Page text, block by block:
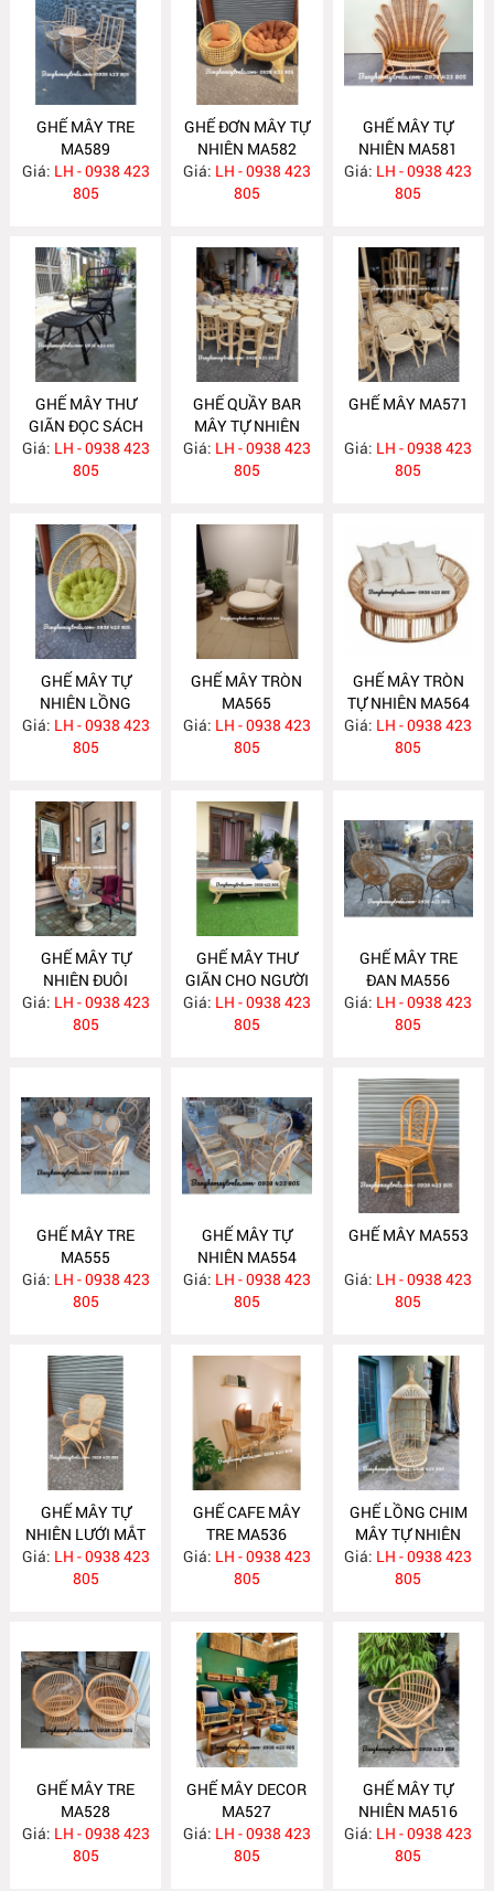
GHẾ MÂY TRE
MA589
Giá: LH - 0938 423
805
GHẾ ĐƠN MÂY TỰ
NHIÊN MA582
Giá: LH - 0938 423
805
GHẾ MÂY TỰ
NHIÊN MA581
Giá: LH - 0938 423
805
GHẾ MÂY THƯ
GIÃN ĐỌC SÁCH
KÈM ĐÔN GÁC
CHÂN MA575
Giá: LH - 0938 423
805
GHẾ QUẦY BAR
MÂY TỰ NHIÊN
MA572
Giá: LH - 0938 423
805
GHẾ MÂY MA571
Giá: LH - 0938 423
805
GHẾ MÂY TỰ
NHIÊN LỒNG
CHIM MA569
Giá: LH - 0938 423
805
GHẾ MÂY TRÒN
MA565
Giá: LH - 0938 423
805
GHẾ MÂY TRÒN
TỰ NHIÊN MA564
Giá: LH - 0938 423
805
GHẾ MÂY TỰ
NHIÊN ĐUÔI
CÔNG MA562
Giá: LH - 0938 423
805
GHẾ MÂY THƯ
GIÃN CHO NGƯỜI
GIÀ MA558
Giá: LH - 0938 423
805
GHẾ MÂY TRE
ĐAN MA556
Giá: LH - 0938 423
805
GHẾ MÂY TRE
MA555
Giá: LH - 0938 423
805
GHẾ MÂY TỰ
NHIÊN MA554
Giá: LH - 0938 423
805
GHẾ MÂY MA553
Giá: LH - 0938 423
805
GHẾ MÂY TỰ
NHIÊN LƯỚI MẮT
CÁO MA540
Giá: LH - 0938 423
805
GHẾ CAFE MÂY
TRE MA536
Giá: LH - 0938 423
805
GHẾ LỒNG CHIM
MÂY TỰ NHIÊN
MA535
Giá: LH - 0938 423
805
GHẾ MÂY TRE
MA528
Giá: LH - 0938 423
805
GHẾ MÂY DECOR
MA527
Giá: LH - 0938 423
805
GHẾ MÂY TỰ
NHIÊN MA516
Giá: LH - 0938 423
805